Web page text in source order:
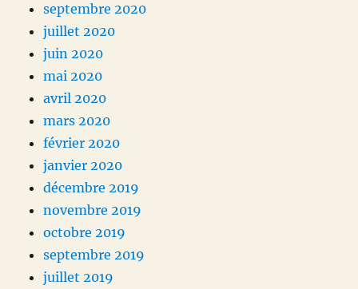
septembre 2020
juillet 2020
juin 2020
mai 2020
avril 2020
mars 2020
février 2020
janvier 2020
décembre 2019
novembre 2019
octobre 2019
septembre 2019
juillet 2019